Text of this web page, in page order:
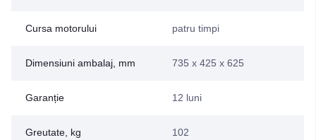
Cursa motorului patru timpi
Dimensiuni ambalaj, mm 735 x 425 x 625
Garanție 12 luni
Greutate, kg 102